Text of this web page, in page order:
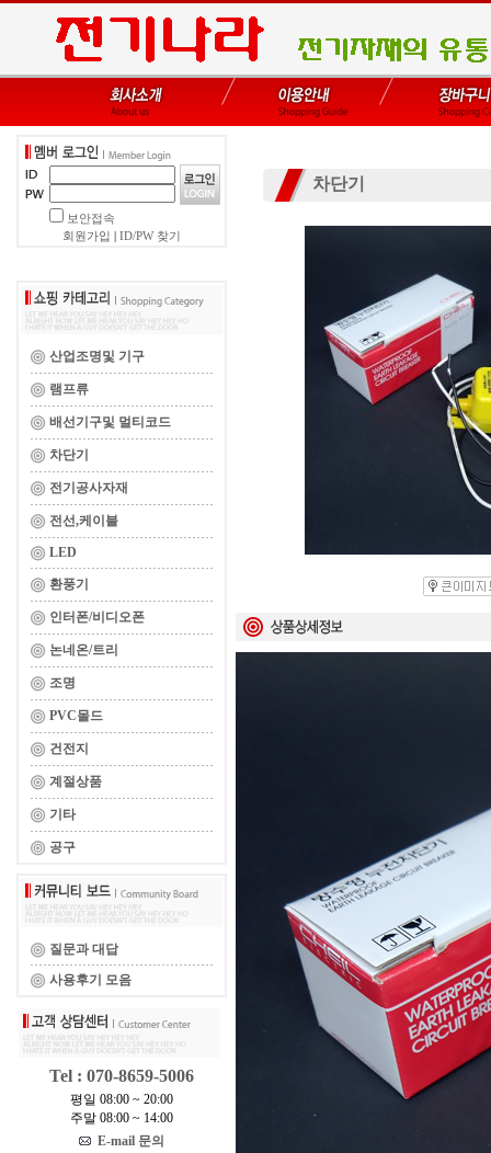
보안접속
회원가입
ID/PW 찾기
산업조명및 기구
램프류
배선기구및 멀티코드
차단기
전기공사자재
전선,케이블
LED
환풍기
인터폰/비디오폰
논네온/트리
조명
PVC몰드
건전지
계절상품
기타
공구
질문과 대답
사용후기 모음
Tel : 070-8659-5006
평일 08:00 ~ 20:00
주말 08:00 ~ 14:00
E-mail 문의
차단기